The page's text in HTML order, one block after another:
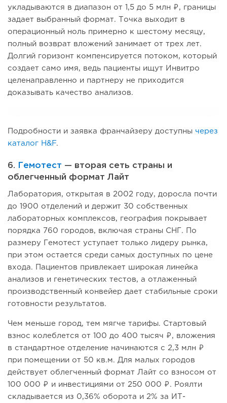
укладываются в диапазон от 1,5 до 5 млн ₽, границы
задает выбранный формат. Точка выходит в
операционный ноль примерно к шестому месяцу,
полный возврат вложений занимает от трех лет.
Долгий горизонт компенсируется потоком, который
создает само имя, ведь пациенты ищут Инвитро
целенаправленно и партнеру не приходится
доказывать качество анализов.
Подробности и заявка франчайзеру доступны через
каталог H&F.
6. Гемотест — вторая сеть страны и
облегченный формат Лайт
Лаборатория, открытая в 2002 году, доросла почти
до 1900 отделений и держит 30 собственных
лабораторных комплексов, география покрывает
порядка 760 городов, включая страны СНГ. По
размеру Гемотест уступает только лидеру рынка,
при этом остается среди самых доступных по цене
входа. Пациентов привлекает широкая линейка
анализов и генетических тестов, а отлаженный
производственный конвейер дает стабильные сроки
готовности результатов.
Чем меньше город, тем мягче тарифы. Стартовый
взнос колеблется от 100 до 400 тысяч ₽, вложения
в стандартное отделение начинаются с 2,3 млн ₽
при помещении от 50 кв.м. Для малых городов
действует облегченный формат Лайт со взносом от
100 000 ₽ и инвестициями от 250 000 ₽. Роялти
складывается из 0,36% оборота и 2% за ИТ-